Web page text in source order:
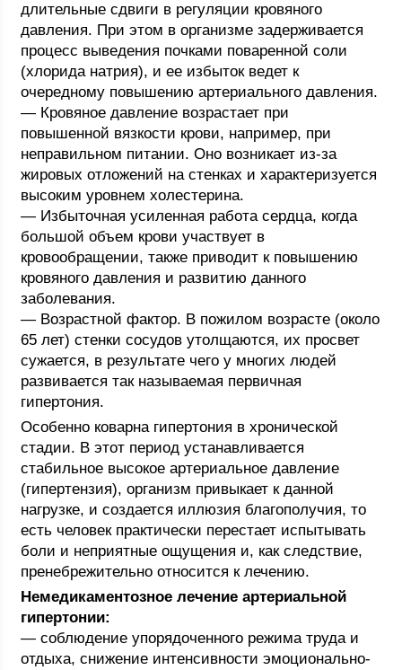
длительные сдвиги в регуляции кровяного
давления. При этом в организме задерживается
процесс выведения почками поваренной соли
(хлорида натрия), и ее избыток ведет к
очередному повышению артериального давления.
— Кровяное давление возрастает при
повышенной вязкости крови, например, при
неправильном питании. Оно возникает из-за
жировых отложений на стенках и характеризуется
высоким уровнем холестерина.
— Избыточная усиленная работа сердца, когда
большой объем крови участвует в
кровообращении, также приводит к повышению
кровяного давления и развитию данного
заболевания.
— Возрастной фактор. В пожилом возрасте (около
65 лет) стенки сосудов утолщаются, их просвет
сужается, в результате чего у многих людей
развивается так называемая первичная
гипертония.
Особенно коварна гипертония в хронической
стадии. В этот период устанавливается
стабильное высокое артериальное давление
(гипертензия), организм привыкает к данной
нагрузке, и создается иллюзия благополучия, то
есть человек практически перестает испытывать
боли и неприятные ощущения и, как следствие,
пренебрежительно относится к лечению.
Немедикаментозное лечение артериальной
гипертонии:
— соблюдение упорядоченного режима труда и
отдыха, снижение интенсивности эмоционально-